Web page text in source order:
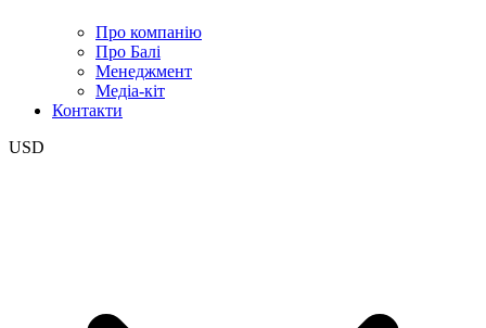
Про компанію
Про Балі
Менеджмент
Медіа-кіт
Контакти
USD